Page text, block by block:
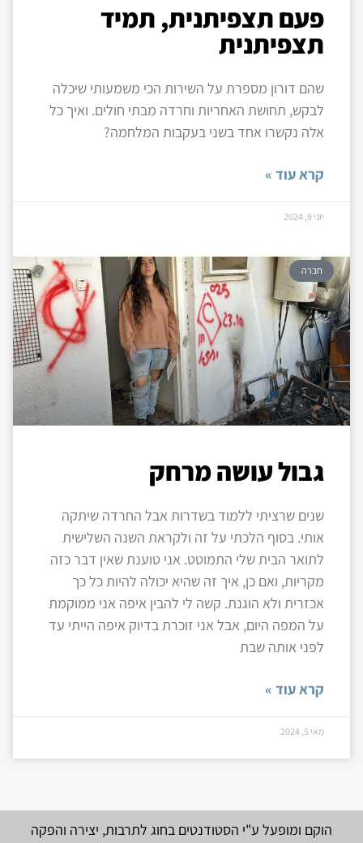
פעם תצפיתנית, תמיד
תצפיתנית
שהם דורון מספרת על השירות הכי משמעותי שיכלה
לבקש, תחושת האחריות וחרדה מבתי חולים. ואיך כל
אלה נקשרו אחד בשני בעקבות המלחמה?
קרא עוד »
יוני 9, 2024
חברה
גבול עושה מרחק
שנים שרציתי ללמוד בשדרות אבל החרדה שיתקה
אותי. בסוף הלכתי על זה ולקראת השנה השלישית
לתואר הבית שלי התמוטט. אני טוענת שאין דבר כזה
מקריות, ואם כן, איך זה שהיא יכולה להיות כל כך
אכזרית ולא הוגנת. קשה לי להבין איפה אני ממוקמת
על המפה היום, אבל אני זוכרת בדיוק איפה הייתי עד
לפני אותה שבת
קרא עוד »
מאי 5, 2024
הוקם ומופעל ע"י הסטודנטים בחוג לתרבות, יצירה והפקה